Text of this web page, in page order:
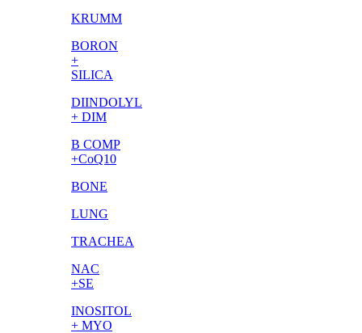
KRUMM
BORON
+
SILICA
DIINDOLYL
+ DIM
B COMP
+CoQ10
BONE
LUNG
TRACHEA
NAC
+SE
INOSITOL
+ MYO